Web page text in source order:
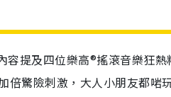
容提及四位樂高®搖滾音樂狂熱
倍驚險刺激，大人小朋友都啱